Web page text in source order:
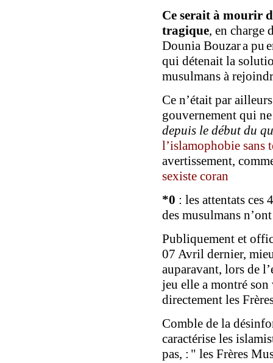
Ce serait à mourir
tragique, en charge
Dounia Bouzara pu
qui détenait la
musulmans à
Ce n’était par
gouvernement qui
depuis le début du
l’islamophobie sans
avertissement,
sexiste coran
*0 : les attentats ces
des musulmans
Publiquement et
07 Avril dernier,
auparavant, lors de
jeu elle a montré son
directement les
Comble de la
caractérise les
pas, : " les Frères